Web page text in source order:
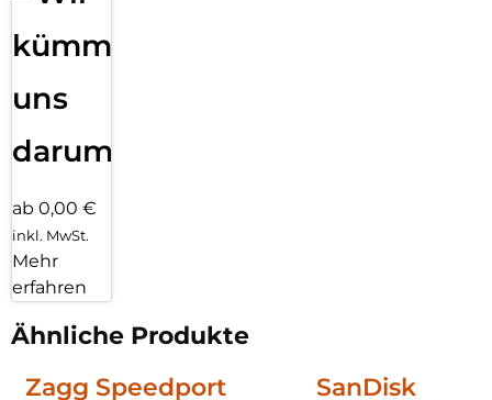
kümmern
uns
darum!
ab 0,00 €
inkl. MwSt.
Mehr
erfahren
Ähnliche Produkte
Zagg Speedport
SanDisk